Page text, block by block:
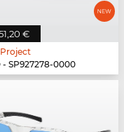
€
- SP927278-0000